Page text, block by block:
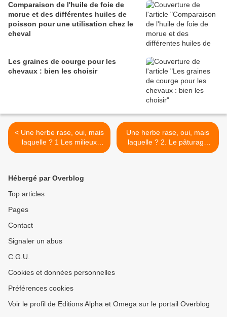
Comparaison de l'huile de foie de
morue et des différentes huiles de
poisson pour une utilisation chez le
cheval
Les graines de courge pour les
chevaux : bien les choisir
< Une herbe rase, oui, mais
laquelle ? 1 Les milieux
hostiles
Une herbe rase, oui, mais
laquelle ? 2. Le pâturage
après fauche ou autre
Hébergé par Overblog
Top articles
Pages
Contact
Signaler un abus
C.G.U.
Cookies et données personnelles
Préférences cookies
Voir le profil de Editions Alpha et Omega sur le portail Overblog